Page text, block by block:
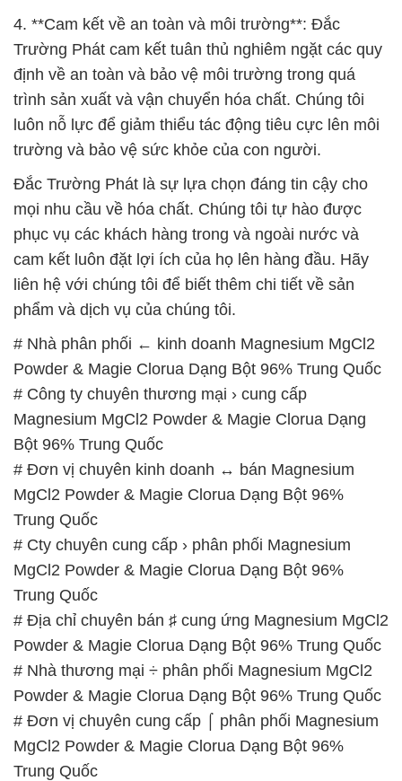
4. **Cam kết về an toàn và môi trường**: Đắc
Trường Phát cam kết tuân thủ nghiêm ngặt các quy
định về an toàn và bảo vệ môi trường trong quá
trình sản xuất và vận chuyển hóa chất. Chúng tôi
luôn nỗ lực để giảm thiểu tác động tiêu cực lên môi
trường và bảo vệ sức khỏe của con người.
Đắc Trường Phát là sự lựa chọn đáng tin cậy cho
mọi nhu cầu về hóa chất. Chúng tôi tự hào được
phục vụ các khách hàng trong và ngoài nước và
cam kết luôn đặt lợi ích của họ lên hàng đầu. Hãy
liên hệ với chúng tôi để biết thêm chi tiết về sản
phẩm và dịch vụ của chúng tôi.
# Nhà phân phối ← kinh doanh Magnesium MgCl2
Powder & Magie Clorua Dạng Bột 96% Trung Quốc
# Công ty chuyên thương mại › cung cấp
Magnesium MgCl2 Powder & Magie Clorua Dạng
Bột 96% Trung Quốc
# Đơn vị chuyên kinh doanh ↔ bán Magnesium
MgCl2 Powder & Magie Clorua Dạng Bột 96%
Trung Quốc
# Cty chuyên cung cấp › phân phối Magnesium
MgCl2 Powder & Magie Clorua Dạng Bột 96%
Trung Quốc
# Địa chỉ chuyên bán ♯ cung ứng Magnesium MgCl2
Powder & Magie Clorua Dạng Bột 96% Trung Quốc
# Nhà thương mại ÷ phân phối Magnesium MgCl2
Powder & Magie Clorua Dạng Bột 96% Trung Quốc
# Đơn vị chuyên cung cấp ⌠ phân phối Magnesium
MgCl2 Powder & Magie Clorua Dạng Bột 96%
Trung Quốc